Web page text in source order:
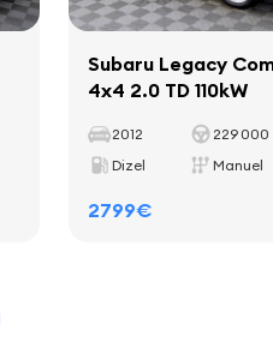
Subaru Legacy
4x4 2.0 TD 110kW
2012
229 000
Dizel
Manuel
2799€